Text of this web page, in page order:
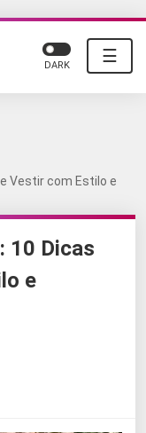
☰
DARK
Vestir com Estilo e
10 Dicas
e